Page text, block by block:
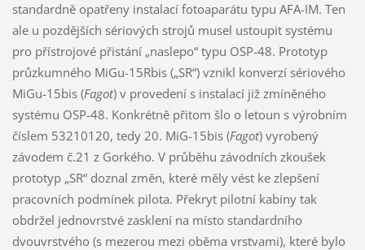
standardně opatřeny instalací fotoaparátu typu AFA-IM. Ten
ale u pozdějších sériových strojů musel ustoupit systému
pro přístrojové přistání „naslepo“ typu OSP-48. Prototyp
průzkumného MiGu-15Rbis („SR“) vznikl konverzí sériového
MiGu-15bis (Fagot) v provedení s instalací již zmíněného
systému OSP-48. Konkrétně přitom šlo o letoun s výrobním
číslem 53210120, tedy 20. MiG-15bis (Fagot) vyrobený
závodem č.21 z Gorkého. V průběhu závodních zkoušek
prototyp „SR“ doznal změn, které měly vést ke zlepšení
pracovních podmínek pilota. Překryt pilotní kabiny tak
obdržel jednovrstvé zasklení na místo standardního
dvouvrstvého (s mezerou mezi oběma vrstvami), které bylo